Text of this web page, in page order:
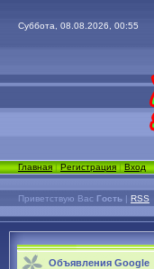
Суббота, 08.08.2026, 00:55
Главная|Регистрация|Вход
Приветствую Вас Гость | RSS
Объявления Google